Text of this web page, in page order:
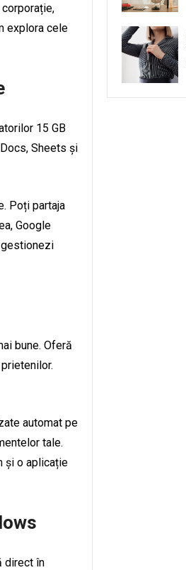
explora cele
15 GB
Sheets și
Poți partaja
Google
bune. Oferă
automat pe
tale.
și o aplicație
direct în